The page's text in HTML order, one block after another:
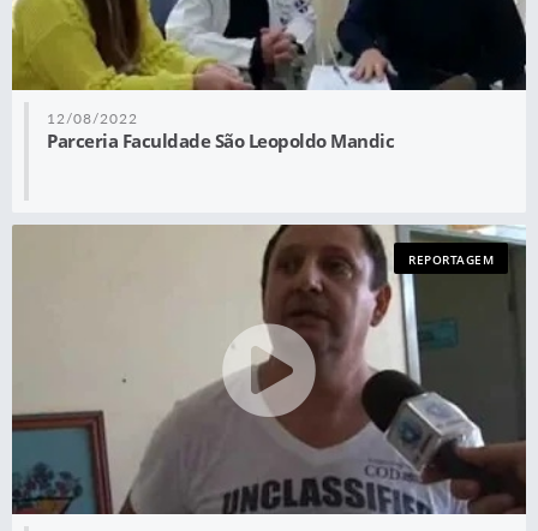
12/08/2022
Parceria Faculdade São Leopoldo Mandic
REPORTAGEM